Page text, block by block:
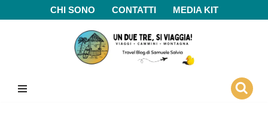
CHI SONO CONTATTI MEDIA KIT